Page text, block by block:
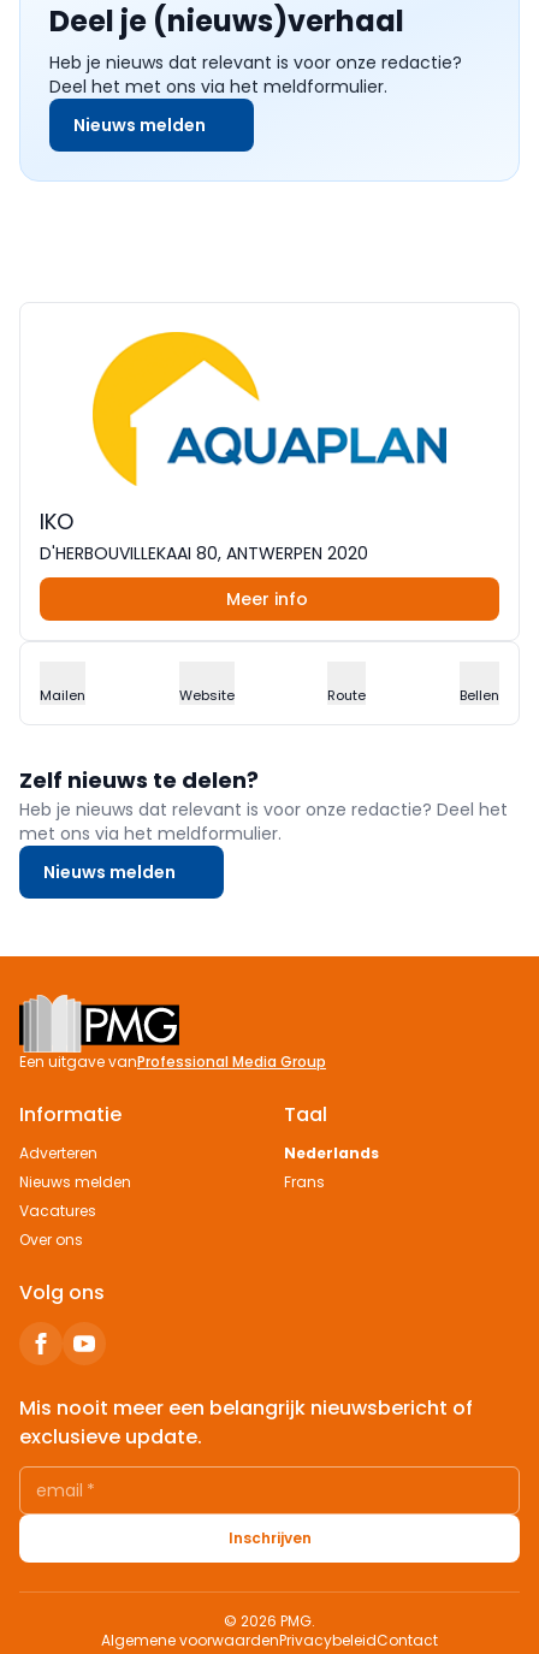
Deel je (nieuws)verhaal
Heb je nieuws dat relevant is voor onze redactie?
Deel het met ons via het meldformulier.
Nieuws melden
IKO
D'HERBOUVILLEKAAI 80, ANTWERPEN 2020
Meer info
Mailen Website Route Bellen
Zelf nieuws te delen?
Heb je nieuws dat relevant is voor onze redactie? Deel het
met ons via het meldformulier.
Nieuws melden
Footer
Een uitgave vanProfessional Media Group
Informatie
Adverteren
Nieuws melden
Vacatures
Over ons
Taal
Nederlands
Frans
Volg ons
Mis nooit meer een belangrijk nieuwsbericht of
exclusieve update.
email *
Inschrijven
© 2026 PMG.
Algemene voorwaardenPrivacybeleidContact